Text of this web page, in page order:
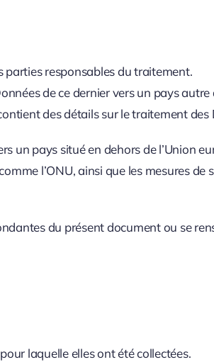
parties responsables du traitement.
de ce dernier vers un pays
des détails sur le traitement des
un pays situé en dehors de l’Union
l’ONU, ainsi que les mesures de
du présent document ou se
laquelle elles ont été collectées.